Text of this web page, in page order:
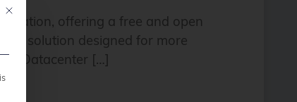
offering a free and open
solution designed for more
Datacenter […]
Mit diesem Button wird der Dialog geschlossen. Seine Funktionalität ist